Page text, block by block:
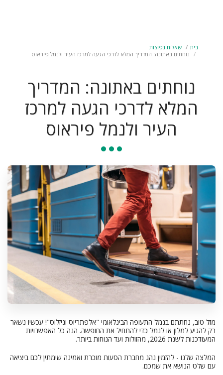
בית
שאלות נפוצות
נוחתים באתונה: המדריך המלא לדרכי הגעה למרכז העיר ולנמל פיראוס
נוחתים באתונה: המדריך
המלא לדרכי הגעה למרכז
העיר ולנמל פיראוס
מזל טוב, נחתתם בנמל התעופה הבינלאומי "אלפתריוס וניזלוס"! עכשיו נשאר
רק להגיע למלון או לנמל כדי להתחיל את החופשה. הנה כל האפשרויות
המעודכנות לשנת 2026, מהזולות ועד הנוחות ביותר.
המלצה שלנו - להזמין נהג מחברת הסעות מוכרת ואמינה שימתין לכם ביציאה
עם שלט הנושא את שמכם.